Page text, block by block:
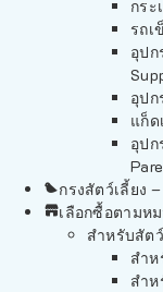
กระ
รถเ
อุป
อุป
แก็ด
อุป
กรงสัตว์เลี้ยง
เลือกซื้อตามห
สำหรับสัต
สำ
สำห